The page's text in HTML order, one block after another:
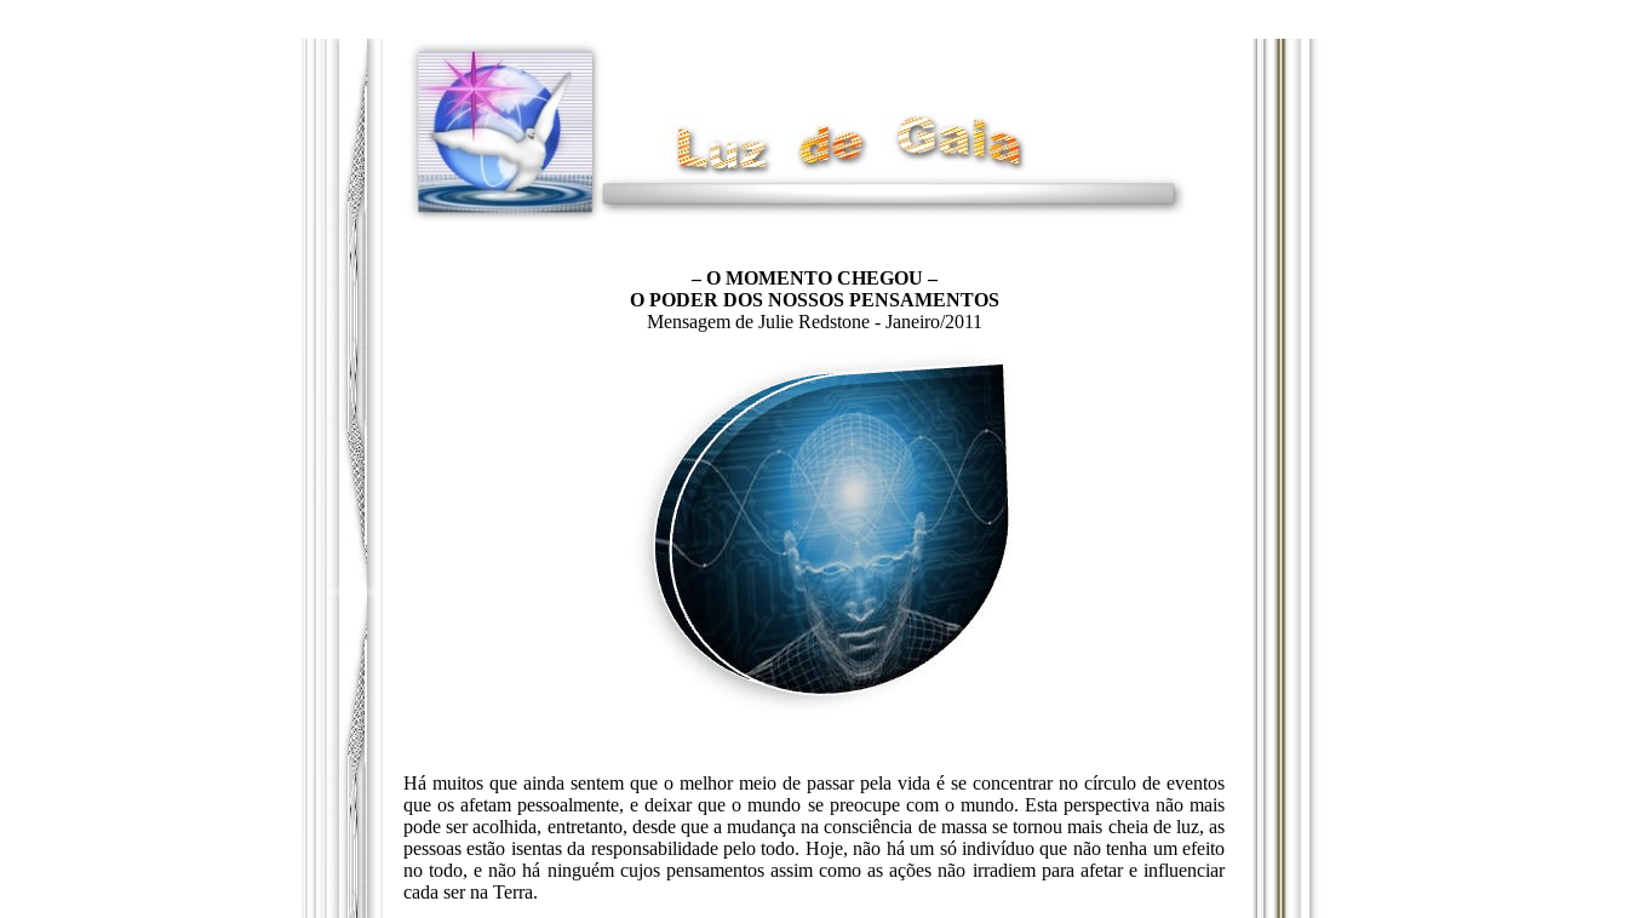
– O MOMENTO CHEGOU –
O PODER DOS NOSSOS PENSAMENTOS
Mensagem de Julie Redstone - Janeiro/2011
Há muitos que ainda sentem que o melhor meio de passar pela vida é se concentrar no círculo de eventos
que os afetam pessoalmente, e deixar que o mundo se preocupe com o mundo. Esta perspectiva não mais
pode ser acolhida, entretanto, desde que a mudança na consciência de massa se tornou mais cheia de luz, as
pessoas estão isentas da responsabilidade pelo todo. Hoje, não há um só indivíduo que não tenha um efeito
no todo, e não há ninguém cujos pensamentos assim como as ações não irradiem para afetar e influenciar
cada ser na Terra.